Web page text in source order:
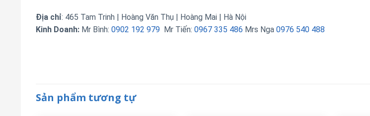
Địa chỉ: 465 Tam Trinh | Hoàng Văn Thụ | Hoàng Mai | Hà Nội
Kinh Doanh: Mr Bình: 0902 192 979 Mr Tiến: 0967 335 486 Mrs Nga 0976 540 488
Sản phẩm tương tự